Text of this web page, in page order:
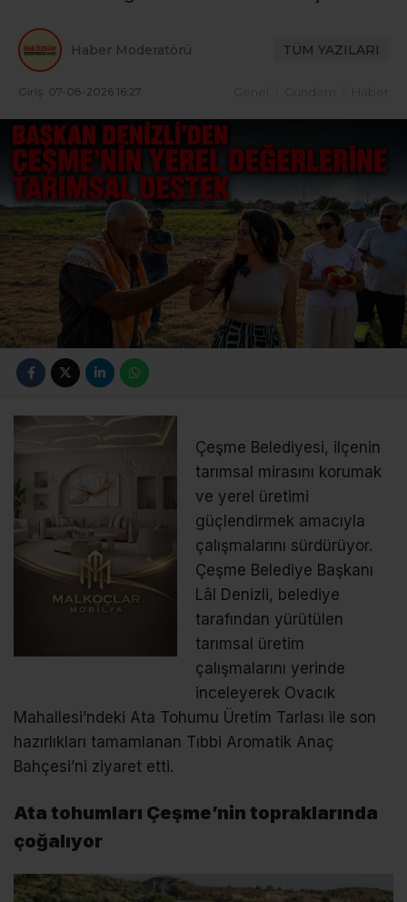
Haber Moderatörü TÜM YAZILARI
Giriş: 07-08-2026 16:27 Gündem Haber
Çeşme Belediyesi, ilçenin
tarımsal mirasını korumak
ve yerel üretimi
güçlendirmek amacıyla
çalışmalarını sürdürüyor.
Çeşme Belediye Başkanı
Lâl Denizli, belediye
tarafından yürütülen
tarımsal üretim
çalışmalarını yerinde
inceleyerek Ovacık
Mahallesi’ndeki Ata Tohumu Üretim Tarlası ile son
hazırlıkları tamamlanan Tıbbi Aromatik Anaç
Bahçesi’ni ziyaret etti.
Ata tohumları Çeşme’nin topraklarında
çoğalıyor